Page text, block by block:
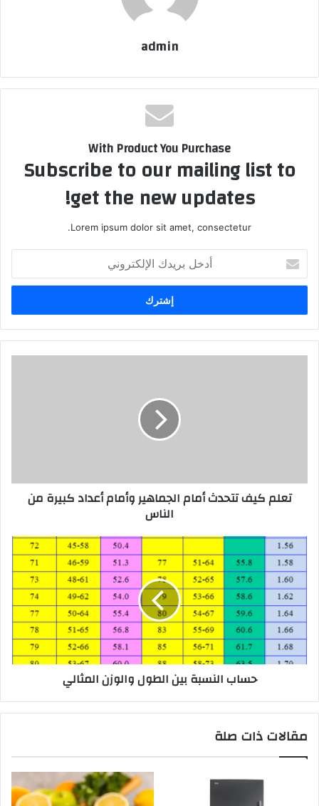
admin
With Product You Purchase
Subscribe to our mailing list to
get the new updates!
Lorem ipsum dolor sit amet, consectetur.
بريدك
الإلكتروني
تعلم كيف تتحدث أمام الجماهير وأمام أعداد كبيرة من
الناس
حساب النسبة بين الطول والوزن المثالي
مقالات ذات صلة